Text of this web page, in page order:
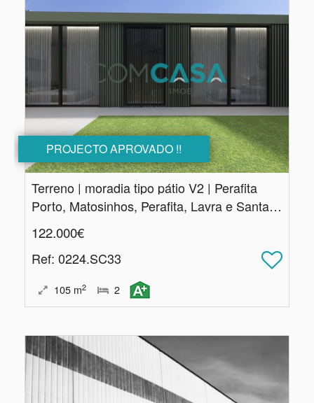
PROJECTO APROVADO !!
Terreno | moradia tipo pátio V2 | Perafita
Porto, Matosinhos, Perafita, Lavra e Santa Cruz do Bispo
122.000€
Ref: 0224.SC33
105 m2 2